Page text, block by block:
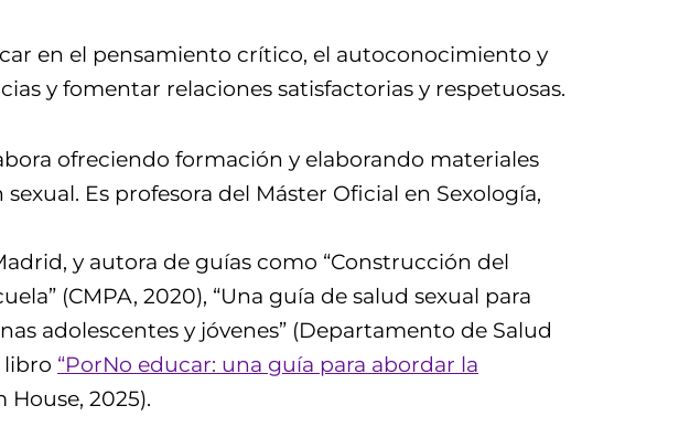
en el pensamiento crítico, el autoconocimiento y
y fomentar relaciones satisfactorias y respetuosas.
ofreciendo formación y elaborando materiales
Es profesora del Máster Oficial en Sexología,
y autora de guías como “Construcción del
(CMPA, 2020), “Una guía de salud sexual para
adolescentes y jóvenes” (Departamento de Salud
libro “PorNo educar: una guía para abordar la
House, 2025).